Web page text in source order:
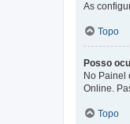
As
Topo
Posso
No Painel
Online.
Topo